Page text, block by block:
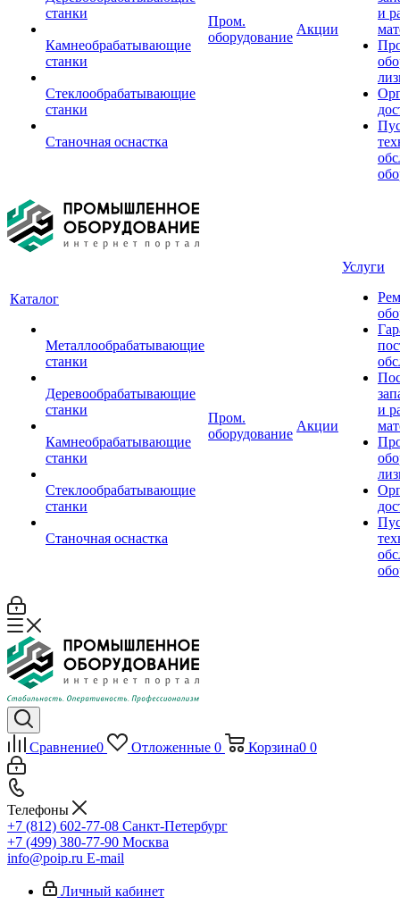
станки
Камнеобрабатывающие
станки
Стеклообрабатывающие
станки
Станочная оснастка
Пром.
оборудование
Акции
и
Каталог
Металлообрабатывающие
станки
Деревообрабатывающие
станки
Камнеобрабатывающие
станки
Стеклообрабатывающие
станки
Станочная оснастка
Пром.
оборудование
Акции
Услуги
и
Сравнение0 Отложенные 0 Корзина0 0
Телефоны
+7 (812) 602-77-08 Санкт-Петербург
+7 (499) 380-77-90 Москва
info@poip.ru E-mail
Личный кабинет